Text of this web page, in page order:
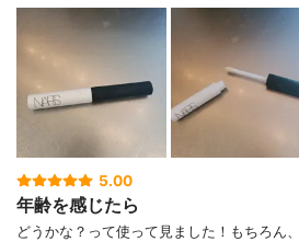
5.00
年齢を感じたら
どうかな？って使って見ました！もちろん